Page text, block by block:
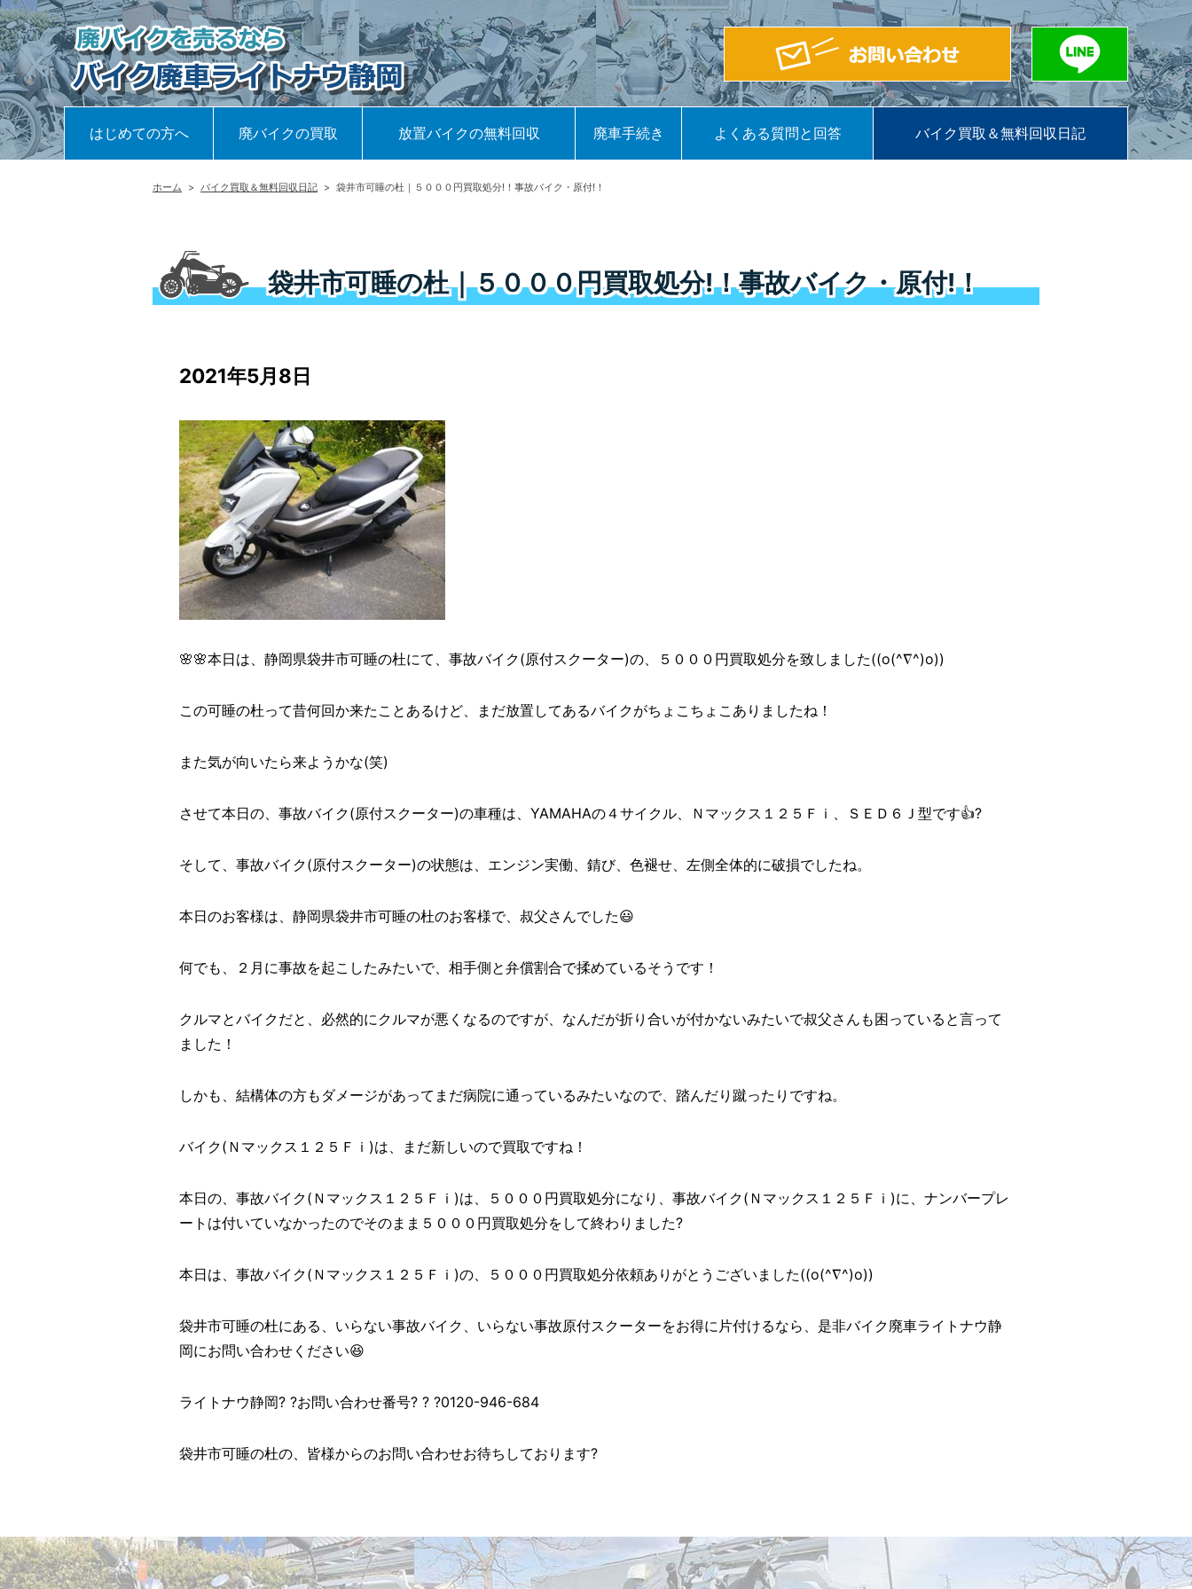
はじめての方へ 廃バイクの買取 放置バイクの無料回収 廃車手続き よくある質問と回答 バイク買取＆無料回収日記
ホーム > バイク買取＆無料回収日記 > 袋井市可睡の杜｜５０００円買取処分!！事故バイク・原付!！
袋井市可睡の杜｜５０００円買取処分!！事故バイク・原付!！
2021年5月8日
🌸🌸本日は、静岡県袋井市可睡の杜にて、事故バイク(原付スクーター)の、５０００円買取処分を致しました((o(^∇^)o))
この可睡の杜って昔何回か来たことあるけど、まだ放置してあるバイクがちょこちょこありましたね！
また気が向いたら来ようかな(笑)
させて本日の、事故バイク(原付スクーター)の車種は、YAMAHAの４サイクル、Ｎマックス１２５Ｆｉ、ＳＥＤ６Ｊ型です👍?
そして、事故バイク(原付スクーター)の状態は、エンジン実働、錆び、色褪せ、左側全体的に破損でしたね。
本日のお客様は、静岡県袋井市可睡の杜のお客様で、叔父さんでした😃
何でも、２月に事故を起こしたみたいで、相手側と弁償割合で揉めているそうです！
クルマとバイクだと、必然的にクルマが悪くなるのですが、なんだが折り合いが付かないみたいで叔父さんも困っていると言って
ました！
しかも、結構体の方もダメージがあってまだ病院に通っているみたいなので、踏んだり蹴ったりですね。
バイク(Ｎマックス１２５Ｆｉ)は、まだ新しいので買取ですね！
本日の、事故バイク(Ｎマックス１２５Ｆｉ)は、５０００円買取処分になり、事故バイク(Ｎマックス１２５Ｆｉ)に、ナンバープレ
ートは付いていなかったのでそのまま５０００円買取処分をして終わりました?
本日は、事故バイク(Ｎマックス１２５Ｆｉ)の、５０００円買取処分依頼ありがとうございました((o(^∇^)o))
袋井市可睡の杜にある、いらない事故バイク、いらない事故原付スクーターをお得に片付けるなら、是非バイク廃車ライトナウ静
岡にお問い合わせください😆
ライトナウ静岡? ?お問い合わせ番号? ? ?0120-946-684
袋井市可睡の杜の、皆様からのお問い合わせお待ちしております?